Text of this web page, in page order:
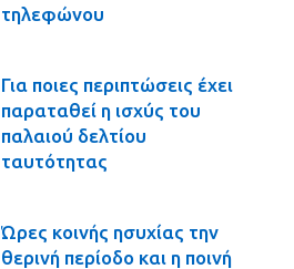
τηλεφώνου
Για ποιες περιπτώσεις έχει
παραταθεί η ισχύς του
παλαιού δελτίου
ταυτότητας
Ώρες κοινής ησυχίας την
θερινή περίοδο και η ποινή